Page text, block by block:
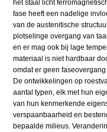
het staal licht
fase heeft een nadelige
van de austenitische
plotselinge overgang van
en er mag ook bij lage
materiaal is niet hardbaar
omdat er geen
De ontwikkelingen op
aantal typen, elk met hun
van hun kenmerkende
verspaanbaarheid en
bepaalde milieus.